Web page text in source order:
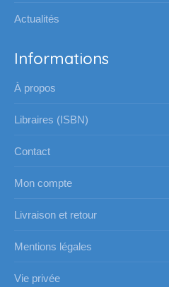
Actualités
Informations
À propos
Libraires (ISBN)
Contact
Mon compte
Livraison et retour
Mentions légales
Vie privée